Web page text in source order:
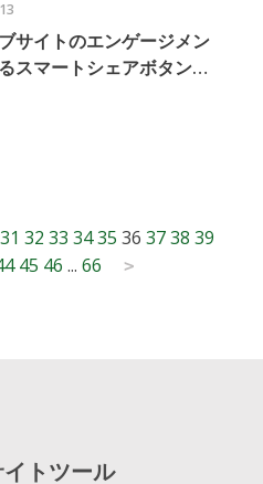
サイトのエンゲージメン
スマートシェアボタンの
31 32 33 3435 36 3738 39
45 46 ... 66 >
トツール